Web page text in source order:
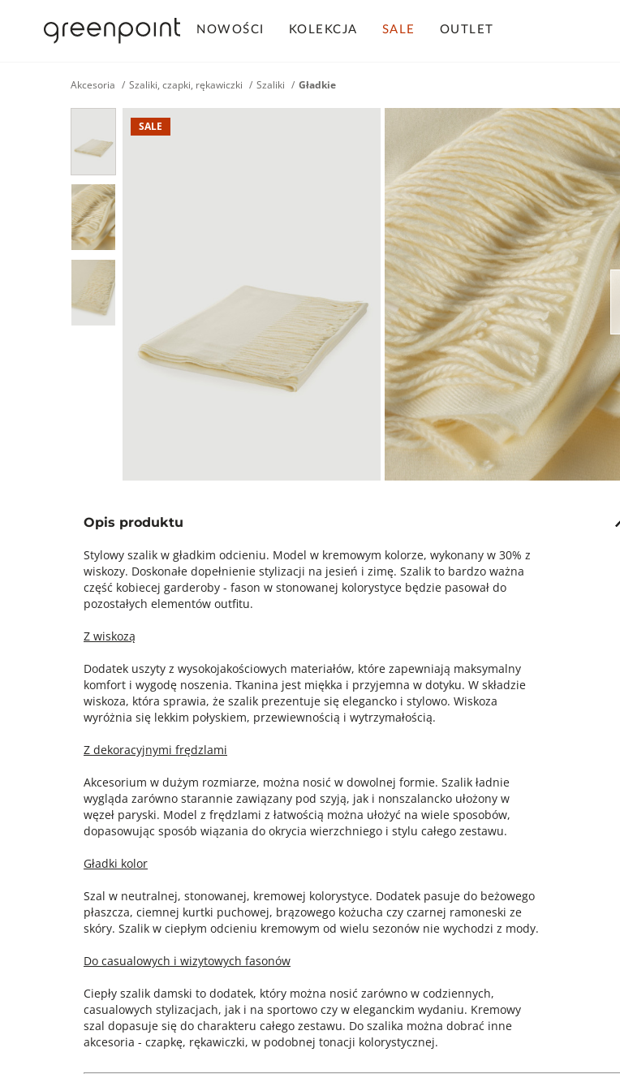
NOWOŚCI KOLEKCJA SALE OUTLET
Akcesoria Szaliki, czapki, rękawiczki Szaliki Gładkie
SALE
Opis produktu
Stylowy szalik w gładkim odcieniu. Model w kremowym kolorze, wykonany w 30% z
wiskozy. Doskonałe dopełnienie stylizacji na jesień i zimę. Szalik to bardzo ważna
część kobiecej garderoby - fason w stonowanej kolorystyce będzie pasował do
pozostałych elementów outfitu.
Z wiskozą
Dodatek uszyty z wysokojakościowych materiałów, które zapewniają maksymalny
komfort i wygodę noszenia. Tkanina jest miękka i przyjemna w dotyku. W składzie
wiskoza, która sprawia, że szalik prezentuje się elegancko i stylowo. Wiskoza
wyróżnia się lekkim połyskiem, przewiewnością i wytrzymałością.
Z dekoracyjnymi frędzlami
Akcesorium w dużym rozmiarze, można nosić w dowolnej formie. Szalik ładnie
wygląda zarówno starannie zawiązany pod szyją, jak i nonszalancko ułożony w
węzeł paryski. Model z frędzlami z łatwością można ułożyć na wiele sposobów,
dopasowując sposób wiązania do okrycia wierzchniego i stylu całego zestawu.
Gładki kolor
Szal w neutralnej, stonowanej, kremowej kolorystyce. Dodatek pasuje do beżowego
płaszcza, ciemnej kurtki puchowej, brązowego kożucha czy czarnej ramoneski ze
skóry. Szalik w ciepłym odcieniu kremowym od wielu sezonów nie wychodzi z mody.
Do casualowych i wizytowych fasonów
Ciepły szalik damski to dodatek, który można nosić zarówno w codziennych,
casualowych stylizacjach, jak i na sportowo czy w eleganckim wydaniu. Kremowy
szal dopasuje się do charakteru całego zestawu. Do szalika można dobrać inne
akcesoria - czapkę, rękawiczki, w podobnej tonacji kolorystycznej.